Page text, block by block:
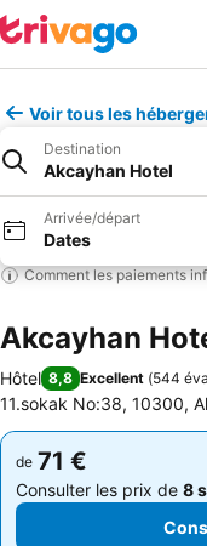
Voir tous les
Destination
Akcayhan Hotel
Arrivée/départ
Dates
Comment les paiements
Akcayhan
Hôtel 8,8 Excellent (544
11.sokak No:38, 10300,
de 71 €
Consulter les prix de 8
de 71 €
Consulter les prix de 8